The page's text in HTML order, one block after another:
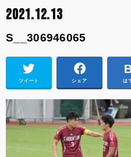
2021.12.13
S__306946065
ツイート シェア は